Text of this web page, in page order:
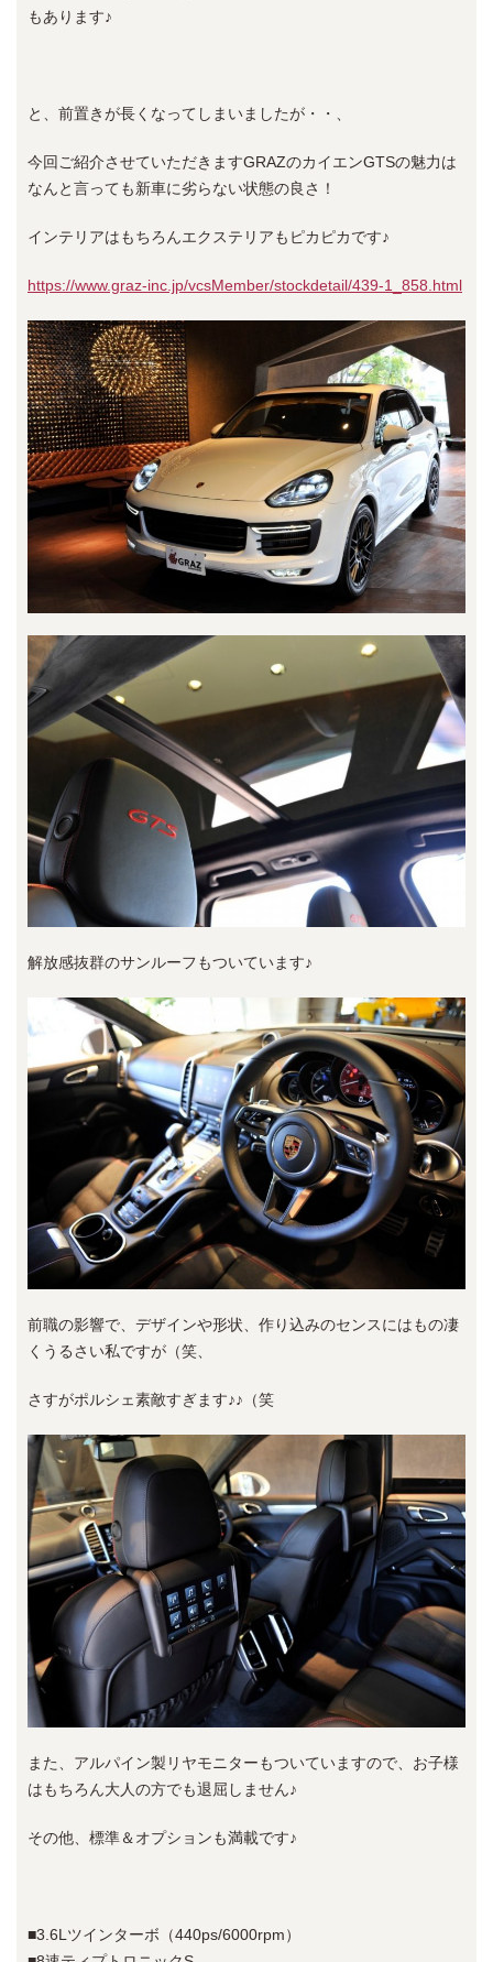
もあります♪
と、前置きが長くなってしまいましたが・・、
今回ご紹介させていただきますGRAZのカイエンGTSの魅力は
なんと言っても新車に劣らない状態の良さ！
インテリアはもちろんエクステリアもピカピカです♪
https://www.graz-inc.jp/vcsMember/stockdetail/439-1_858.html
解放感抜群のサンルーフもついています♪
前職の影響で、デザインや形状、作り込みのセンスにはもの凄
くうるさい私ですが（笑、
さすがポルシェ素敵すぎます♪♪（笑
また、アルパイン製リヤモニターもついていますので、お子様
はもちろん大人の方でも退屈しません♪
その他、標準＆オプションも満載です♪
■3.6Lツインターボ（440ps/6000rpm）